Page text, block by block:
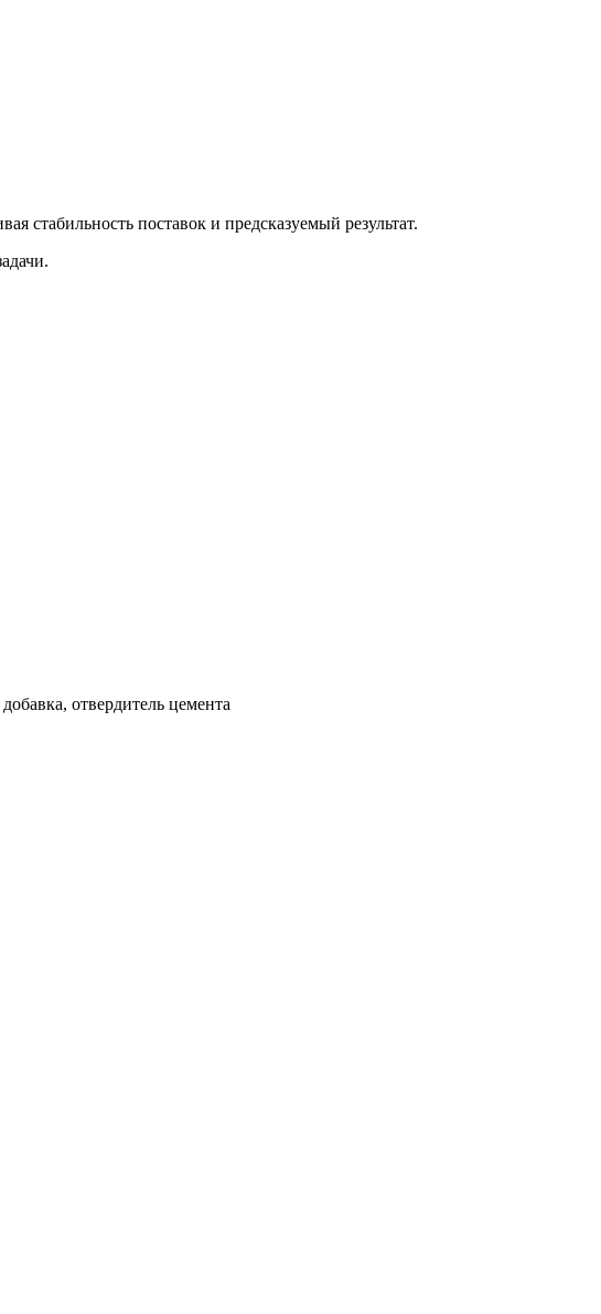
поставок и предсказуемый результат.
отвердитель цемента